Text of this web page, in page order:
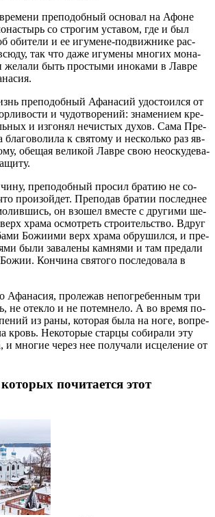
пре­по­доб­ный ос­но­вал на Афоне
со стро­гим уста­вом, где и был
оби­те­ли и ее игу­мене-по­движ­ни­ке рас­
так что да­же игу­ме­ны мно­гих мо­на­
же­ла­ли быть про­сты­ми ино­ка­ми в Лав­ре
пре­по­доб­ный Афа­на­сий удо­сто­ил­ся от
и чу­до­тво­ре­ний: зна­ме­ни­ем кре­
и из­го­нял нечи­стых ду­хов. Са­ма Пре­
бла­го­во­ли­ла к свя­то­му и несколь­ко раз яв­
обе­щая ве­ли­кой Лав­ре свою неоску­де­ва­
пре­по­доб­ный про­сил бра­тию не со­
про­изой­дет. Пре­по­дав бра­тии по­след­нее
он взо­шел вме­сте с дру­ги­ми ше­
хра­ма осмот­реть стро­и­тель­ство. Вдруг
Бо­жи­и­ми верх хра­ма об­ру­шил­ся, и пре­
бы­ли за­ва­ле­ны кам­ня­ми и там пре­да­ли
Кон­чи­на свя­то­го по­сле­до­ва­ла в
Афа­на­сия, про­ле­жав непо­гре­бен­ным три
не отек­ло и не по­тем­не­ло. А во вре­мя по­
из ра­ны, ко­то­рая бы­ла на но­ге, во­пре­
кровь. Неко­то­рые стар­цы со­би­ра­ли эту
и мно­гие через нее по­лу­ча­ли ис­це­ле­ние от
почитается этот